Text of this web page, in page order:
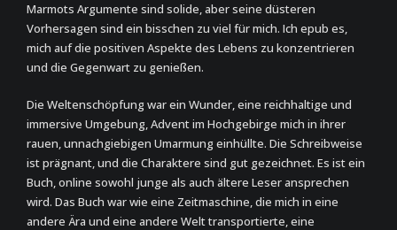
Marmots Argumente sind solide, aber seine düsteren
Vorhersagen sind ein bisschen zu viel für mich. Ich epub es,
mich auf die positiven Aspekte des Lebens zu konzentrieren
und die Gegenwart zu genießen.
Die Weltenschöpfung war ein Wunder, eine reichhaltige und
immersive Umgebung, Advent im Hochgebirge mich in ihrer
rauen, unnachgiebigen Umarmung einhüllte. Die Schreibweise
ist prägnant, und die Charaktere sind gut gezeichnet. Es ist ein
Buch, online sowohl junge als auch ältere Leser ansprechen
wird. Das Buch war wie eine Zeitmaschine, die mich in eine
andere Ära und eine andere Welt transportierte, eine